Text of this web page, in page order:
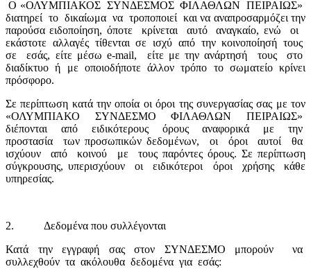
Ο «ΟΛΥΜΠΙΑΚΟΣ ΣΥΝΔΕΣΜΟΣ ΦΙΛΑΘΛΩΝ ΠΕΙΡΑΙΩΣ»
διατηρεί το δικαίωμα να τροποποιεί και να αναπροσαρμόζει την
παρούσα ειδοποίηση, όποτε
κρίνεται αυτό αναγκαίο, ενώ
οι
εκάστοτε αλλαγές τίθενται σε ισχύ από την κοινοποίησή τους
σε
εσάς, είτε μέσωe-mail, είτε με την ανάρτησή τους
στο
διαδίκτυο ή με οποιοδήποτε άλλον τρόπο το σωματείο κρίνει
πρόσφορο.
Σε περίπτωση κατά την οποία οι όροι της συνεργασίας σας με τον
«ΟΛΥΜΠΙΑΚΟ ΣΥΝΔΕΣΜΟ ΦΙΛΑΘΛΩΝ ΠΕΙΡΑΙΩΣ»
διέπονται
από ειδικότερους όρους αναφορικά με
την
προστασία
των προσωπικών δεδομένων, οι όροι αυτοί
θα
ισχύουν
από κοινού με
τους παρόντες όρους. Σε περίπτωση
σύγκρουσης, υπερισχύουν
οι ειδικότεροι όροι χρήσης
κάθε
υπηρεσίας.
2.
Δεδομένα που συλλέγονται
Κατά την εγγραφή σας στον ΣΥΝΔΕΣΜΟ μπορούν
να
συλλεχθούν τα ακόλουθα δεδομένα για εσάς: